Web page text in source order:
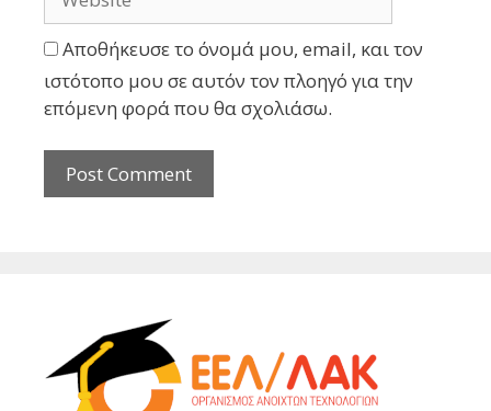
Αποθήκευσε το όνομά μου, email, και τον
ιστότοπο μου σε αυτόν τον πλοηγό για την
επόμενη φορά που θα σχολιάσω.